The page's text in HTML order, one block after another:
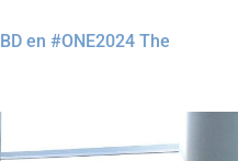
en #ONE2024 The